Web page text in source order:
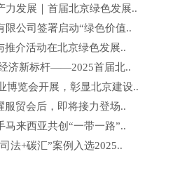
力发展｜首届北京绿色发展..
限公司签署启动“绿色价值..
推介活动在北京绿色发展..
济新标杆——2025首届北..
博览会开展，彰显北京建设..
服贸会后，即将接力登场..
马来西亚共创“一带一路”..
法+碳汇”案例入选2025..